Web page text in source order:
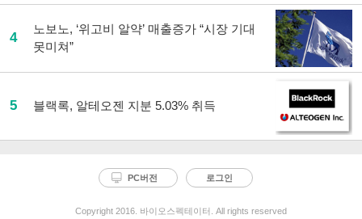
4
노보노, ‘위고비 알약’ 매출증가 “시장 기대
못미쳐”
5 블랙록, 알테오젠 지분 5.03% 취득
PC버전 로그인
Copyright 2016. 바이오스펙테이터. All rights reserved